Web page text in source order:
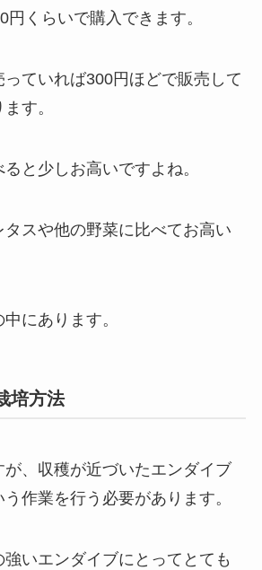
円くらいで購入できます。
っていれば300円 ほどで販売して
す。
と少しお高いですよね。
スや他の野菜に比べてお高い
にあります。
培方法
が、収穫が近づいたエンダイブ
う作業を行う必要があります。
いエンダイブにとってとても